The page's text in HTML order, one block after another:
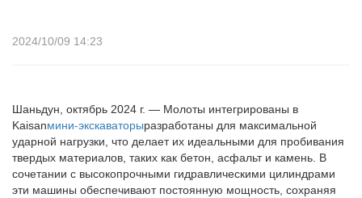
2024/10/09 14:23
Шаньдун, октябрь 2024 г. — Молоты интегрированы в
Kaisanмини-экскаваторыразработаны для максимальной
ударной нагрузки, что делает их идеальными для пробивания
твердых материалов, таких как бетон, асфальт и камень. В
сочетании с высокопрочными гидравлическими цилиндрами
эти машины обеспечивают постоянную мощность, сохраняя